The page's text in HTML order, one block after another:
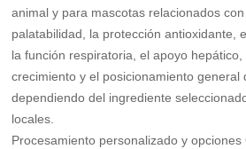
animal y para mascotas relacionados
palatabilidad, la protección antioxidante,
la función respiratoria, el apoyo
crecimiento y el posicionamiento general
dependiendo del ingrediente
locales.
Procesamiento personalizado y opciones